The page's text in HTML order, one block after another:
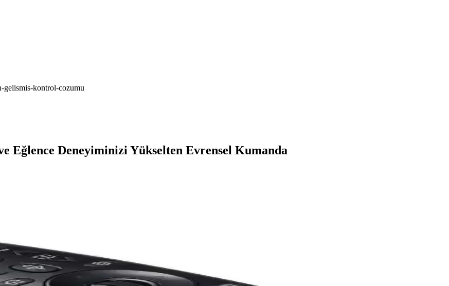
gelismis-kontrol-cozumu
Eğlence Deneyiminizi Yükselten Evrensel Kumanda